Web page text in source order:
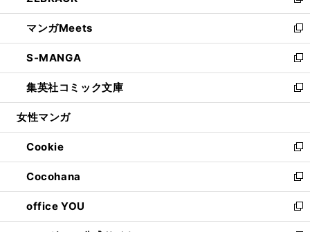
開
く
ウ
で
開
く
ン
ド
ウ
で
開
く
ウ
ィ
ン
ド
ウ
で
開
し
い
ウ
ィ
ン
ド
ウ
開
く
マンガMeets
新
し
い
ウ
ィ
ン
ウ
で
開
く
S-MANGA
新
し
い
ウ
ン
ド
ウ
で
開
く
集英社コミック文庫
新
し
ウ
ィ
ン
ド
ウ
で
開
女性マンガ
Cookie
新
し
い
ウ
ィ
ン
Cocohana
新
し
い
ウ
office YOU
新
し